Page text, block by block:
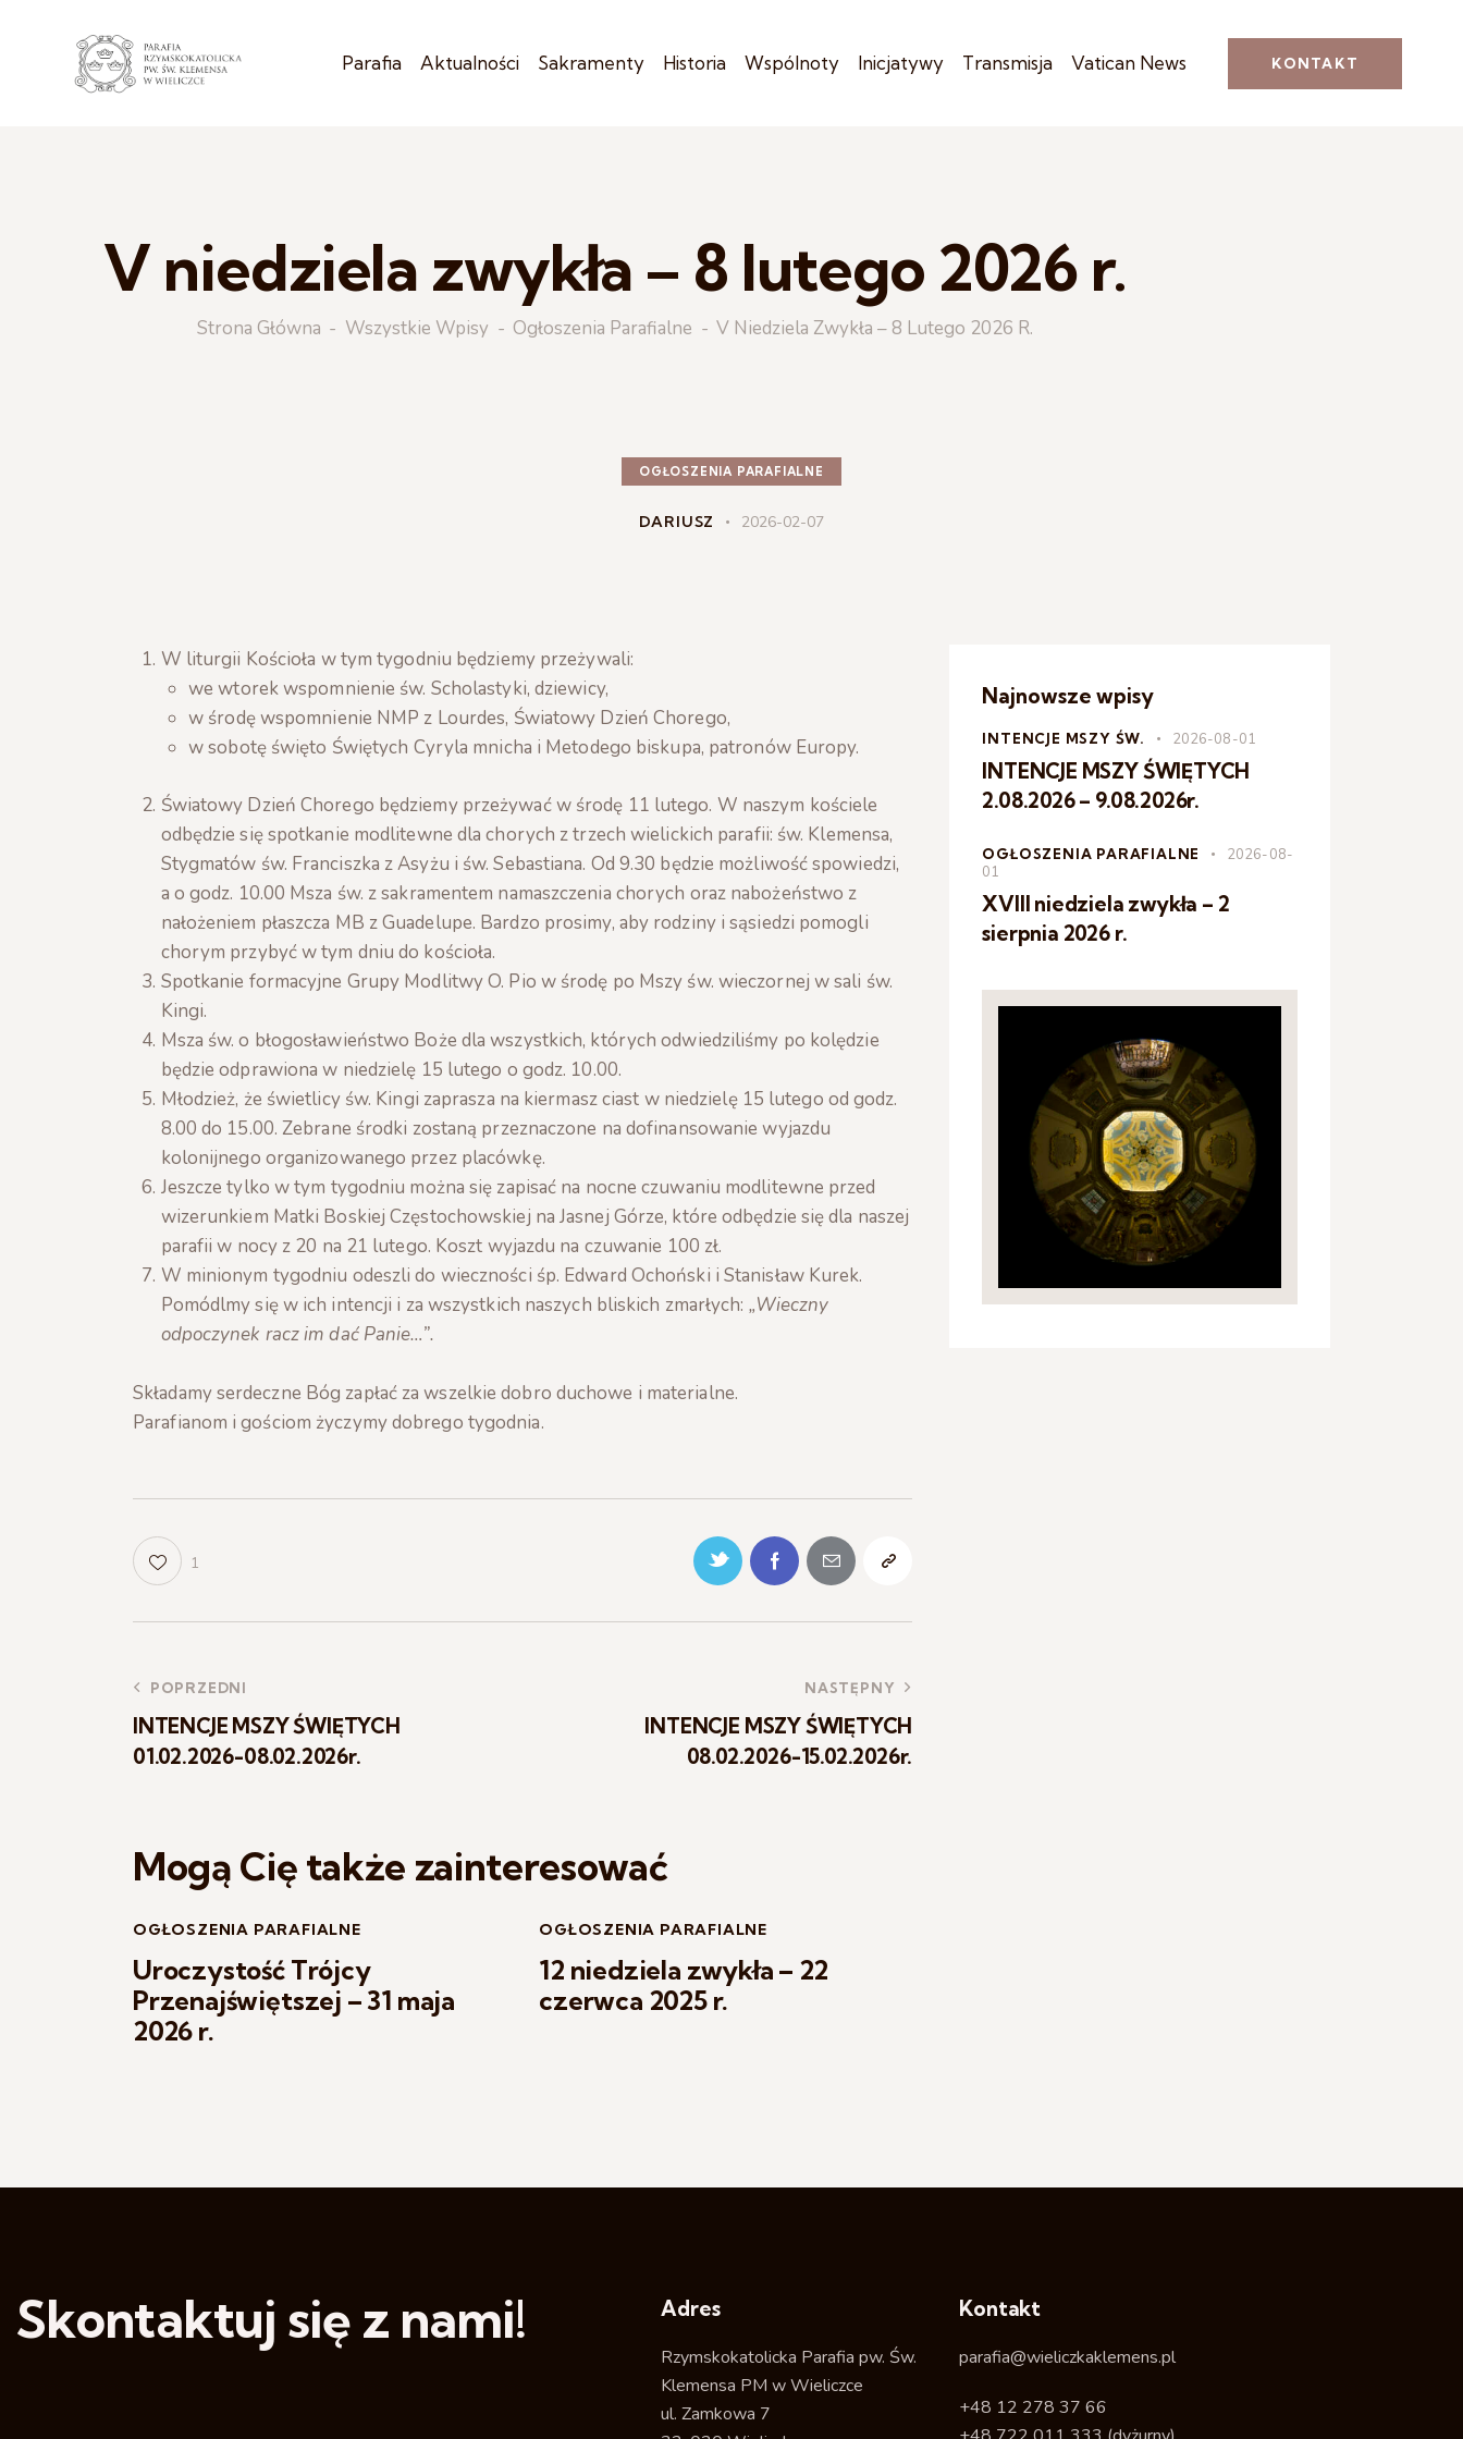
Parafia Aktualności Sakramenty Historia Wspólnoty Inicjatywy Transmisja Vatican News KONTAKT
V niedziela zwykła – 8 lutego 2026 r.
Strona Główna Wszystkie Wpisy Ogłoszenia Parafialne V Niedziela Zwykła – 8 Lutego 2026 R.
OGŁOSZENIA PARAFIALNE
DARIUSZ 2026-02-07
W liturgii Kościoła w tym tygodniu będziemy przeżywali:
we wtorek wspomnienie św. Scholastyki, dziewicy,
w środę wspomnienie NMP z Lourdes, Światowy Dzień Chorego,
w sobotę święto Świętych Cyryla mnicha i Metodego biskupa, patronów Europy.
Światowy Dzień Chorego będziemy przeżywać w środę 11 lutego. W naszym kościele
odbędzie się spotkanie modlitewne dla chorych z trzech wielickich parafii: św. Klemensa,
Stygmatów św. Franciszka z Asyżu i św. Sebastiana. Od 9.30 będzie możliwość spowiedzi,
a o godz. 10.00 Msza św. z sakramentem namaszczenia chorych oraz nabożeństwo z
nałożeniem płaszcza MB z Guadelupe. Bardzo prosimy, aby rodziny i sąsiedzi pomogli
chorym przybyć w tym dniu do kościoła.
Spotkanie formacyjne Grupy Modlitwy O. Pio w środę po Mszy św. wieczornej w sali św.
Kingi.
Msza św. o błogosławieństwo Boże dla wszystkich, których odwiedziliśmy po kolędzie
będzie odprawiona w niedzielę 15 lutego o godz. 10.00.
Młodzież, że świetlicy św. Kingi zaprasza na kiermasz ciast w niedzielę 15 lutego od godz.
8.00 do 15.00. Zebrane środki zostaną przeznaczone na dofinansowanie wyjazdu
kolonijnego organizowanego przez placówkę.
Jeszcze tylko w tym tygodniu można się zapisać na nocne czuwaniu modlitewne przed
wizerunkiem Matki Boskiej Częstochowskiej na Jasnej Górze, które odbędzie się dla naszej
parafii w nocy z 20 na 21 lutego. Koszt wyjazdu na czuwanie 100 zł.
W minionym tygodniu odeszli do wieczności śp. Edward Ochoński i Stanisław Kurek.
Pomódlmy się w ich intencji i za wszystkich naszych bliskich zmarłych: „Wieczny
odpoczynek racz im dać Panie…”.
Składamy serdeczne Bóg zapłać za wszelkie dobro duchowe i materialne.
Parafianom i gościom życzymy dobrego tygodnia.
1
POPRZEDNI
INTENCJE MSZY ŚWIĘTYCH
01.02.2026-08.02.2026r.
NASTĘPNY
INTENCJE MSZY ŚWIĘTYCH
08.02.2026-15.02.2026r.
Mogą Cię także zainteresować
OGŁOSZENIA PARAFIALNE
Uroczystość Trójcy
Przenajświętszej – 31 maja
2026 r.
OGŁOSZENIA PARAFIALNE
12 niedziela zwykła – 22
czerwca 2025 r.
Najnowsze wpisy
INTENCJE MSZY ŚW. 2026-08-01
INTENCJE MSZY ŚWIĘTYCH
2.08.2026 – 9.08.2026r.
OGŁOSZENIA PARAFIALNE
2026-08-
01
XVIII niedziela zwykła – 2
sierpnia 2026 r.
Skontaktuj się z nami! Adres
Rzymskokatolicka Parafia pw. Św.
Klemensa PM w Wieliczce
ul. Zamkowa 7
Kontakt
parafia@wieliczkaklemens.pl
+48 12 278 37 66